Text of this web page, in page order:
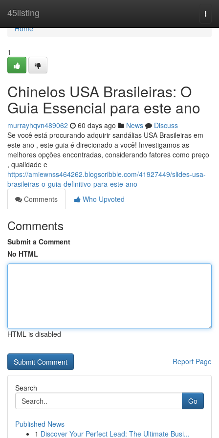
45listing
Home
Home
1
Chinelos USA Brasileiras: O
Guia Essencial para este ano
murrayhqvn489062 60 days ago News
Discuss
Se você está procurando adquirir sandálias USA Brasileiras em
este ano , este guia é direcionado a você! Investigamos as
melhores opções encontradas, considerando fatores como preço
, qualidade e
https://amiewnss464262.blogscribble.com/41927449/slides-usa-
brasileiras-o-guia-definitivo-para-este-ano
Comments
Who Upvoted
Comments
Submit a Comment
No HTML
HTML is disabled
Report Page
Search
Go
Published News
1 Discover Your Perfect Lead: The Ultimate Busi...